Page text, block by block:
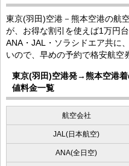
東京(羽田)空港－熊本空港の航
が、お得な割引を使えば1万円台
ANA・JAL・ソラシドエア共に
いので、早めの予約で格安航空
東京(羽田)空港発→熊本空港
値料金一覧
航空会社
JAL(日本航空)
ANA(全日空)